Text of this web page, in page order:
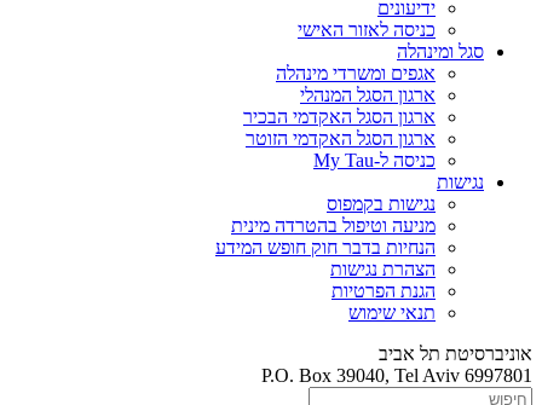
ידיעונים
כניסה לאזור האישי
סגל ומינהלה
אגפים ומשרדי מינהלה
ארגון הסגל המנהלי
ארגון הסגל האקדמי הבכיר
ארגון הסגל האקדמי הזוטר
כניסה ל-My Tau
נגישות
נגישות בקמפוס
מניעה וטיפול בהטרדה מינית
הנחיות בדבר חוק חופש המידע
הצהרת נגישות
הגנת הפרטיות
תנאי שימוש
אוניברסיטת תל אביב
P.O. Box 39040, Tel Aviv 6997801